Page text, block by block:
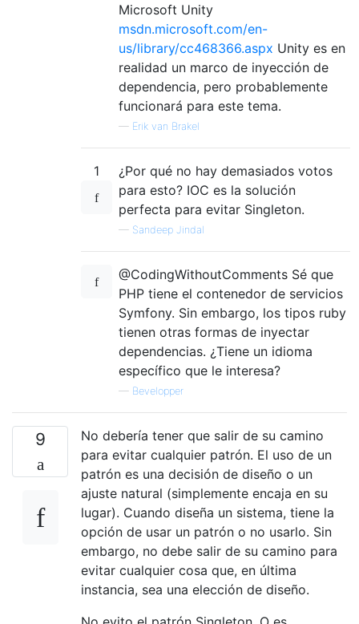
Microsoft Unity
msdn.microsoft.com/en-
us/library/cc468366.aspx Unity es en
realidad un marco de inyección de
dependencia, pero probablemente
funcionará para este tema.
— Erik van Brakel
1
¿Por qué no hay demasiados votos
para esto? IOC es la solución
perfecta para evitar Singleton.
— Sandeep Jindal
@CodingWithoutComments Sé que
PHP tiene el contenedor de servicios
Symfony. Sin embargo, los tipos ruby ​​
tienen otras formas de inyectar
dependencias. ¿Tiene un idioma
específico que le interesa?
— Bevelopper
9
No debería tener que salir de su camino
para evitar cualquier patrón. El uso de un
patrón es una decisión de diseño o un
ajuste natural (simplemente encaja en su
lugar). Cuando diseña un sistema, tiene la
opción de usar un patrón o no usarlo. Sin
embargo, no debe salir de su camino para
evitar cualquier cosa que, en última
instancia, sea una elección de diseño.